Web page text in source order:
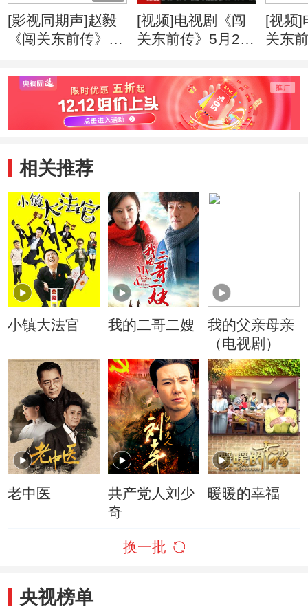
[影视同期声]赵毅
《闯关东前传》吃
[视频]电视剧《闯
关东前传》5月20
打造史诗巨制
[视频]
关东
难不
相关推荐
小镇大法官 我的二哥二嫂
我的父亲母亲
（电视剧）
老中医
共产党人刘少
奇
暖暖的幸福
换一批
央视榜单